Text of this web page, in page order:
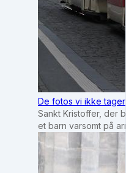
De fotos vi ikke
Sankt Kristoffer, der
et barn varsomt på